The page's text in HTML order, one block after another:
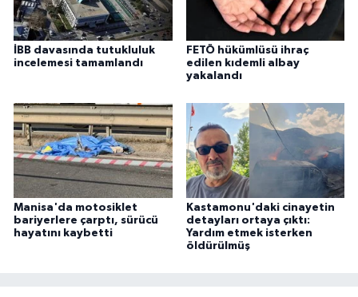
İBB davasında tutukluluk
incelemesi tamamlandı
FETÖ hükümlüsü ihraç
edilen kıdemli albay
yakalandı
Manisa'da motosiklet
bariyerlere çarptı, sürücü
hayatını kaybetti
Kastamonu'daki cinayetin
detayları ortaya çıktı:
Yardım etmek isterken
öldürülmüş